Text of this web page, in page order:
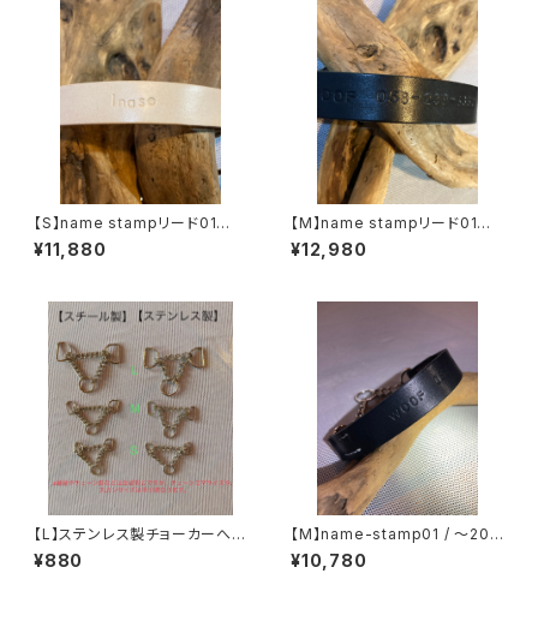
【S】name stampリード01
/〜10kg
¥11,880
【M】name stampリード01
/〜15kg
¥12,980
【L】ステンレス製チョーカーへ変
更
¥880
【M】name-stamp01 / 〜20k
g
¥10,780